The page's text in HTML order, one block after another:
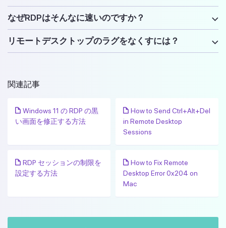
なぜRDPはそんなに速いのですか？
リモートデスクトップのラグをなくすには？
関連記事
Windows 11 の RDP の黒
い画面を修正する方法
How to Send Ctrl+Alt+Del
in Remote Desktop
Sessions
RDP セッションの制限を
設定する方法
How to Fix Remote
Desktop Error 0x204 on
Mac